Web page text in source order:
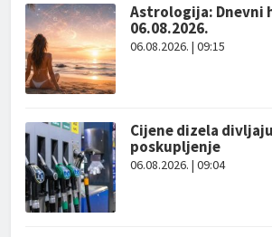
Astrologija: Dnevni
06.08.2026.
06.08.2026. | 09:15
Cijene dizela
poskupljenje
06.08.2026. | 09:04